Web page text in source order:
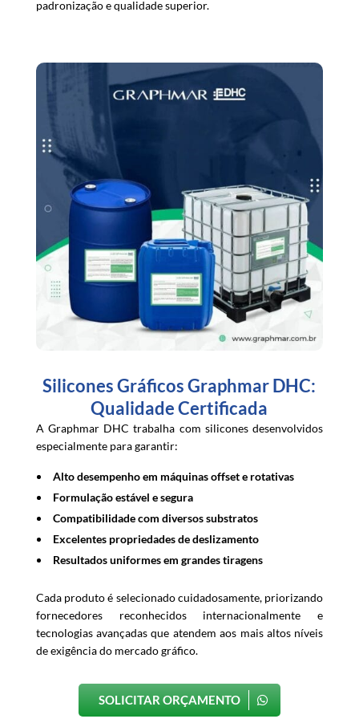
padronização e qualidade superior.
Silicones Gráficos Graphmar DHC:
Qualidade Certificada
A Graphmar DHC trabalha com silicones desenvolvidos
especialmente para garantir:
Alto desempenho em máquinas offset e rotativas
Formulação estável e segura
Compatibilidade com diversos substratos
Excelentes propriedades de deslizamento
Resultados uniformes em grandes tiragens
Cada produto é selecionado cuidadosamente, priorizando
fornecedores reconhecidos internacionalmente e
tecnologias avançadas que atendem aos mais altos níveis
de exigência do mercado gráfico.
SOLICITAR ORÇAMENTO